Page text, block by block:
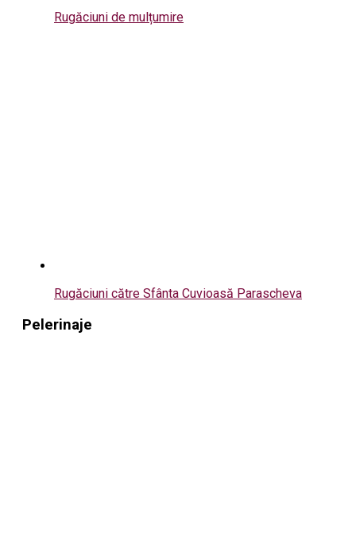
Rugăciuni de mulțumire
Rugăciuni către Sfânta Cuvioasă Parascheva
Pelerinaje